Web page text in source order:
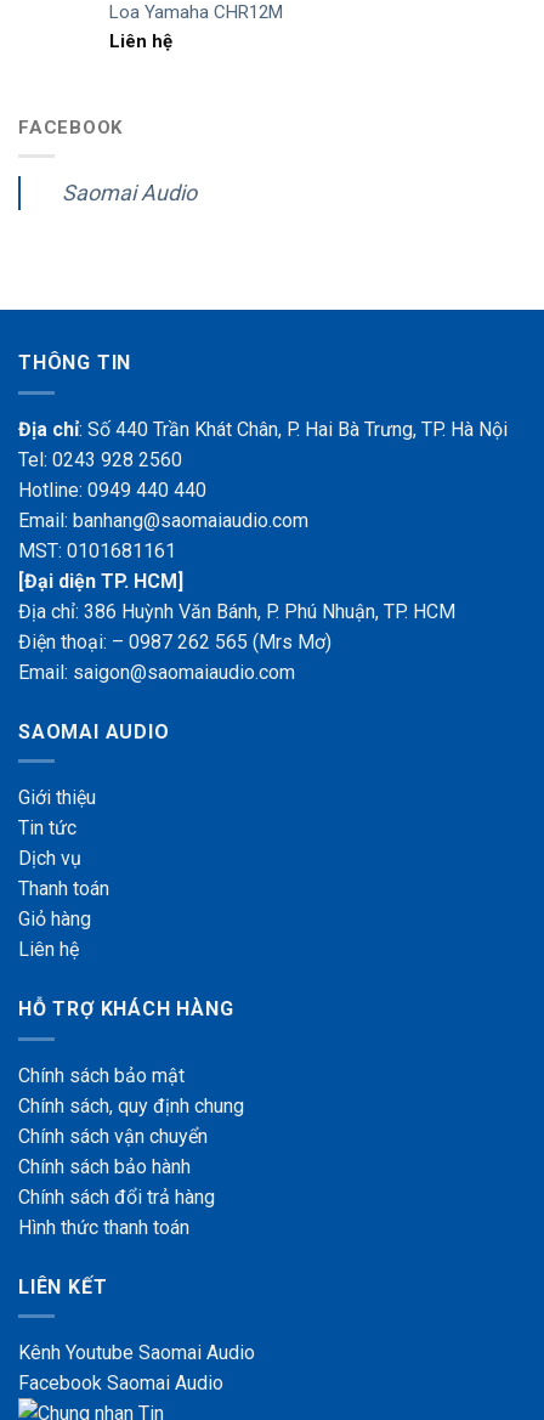
Loa Yamaha CHR12M
Liên hệ
FACEBOOK
Saomai Audio
THÔNG TIN
Địa chỉ: Số 440 Trần Khát Chân, P. Hai Bà Trưng, TP. Hà Nội
Tel: 0243 928 2560
Hotline: 0949 440 440
Email: banhang@saomaiaudio.com
MST: 0101681161
[Đại diện TP. HCM]
Địa chỉ: 386 Huỳnh Văn Bánh, P. Phú Nhuận, TP. HCM
Điện thoại: – 0987 262 565 (Mrs Mơ)
Email: saigon@saomaiaudio.com
SAOMAI AUDIO
Giới thiệu
Tin tức
Dịch vụ
Thanh toán
Giỏ hàng
Liên hệ
HỖ TRỢ KHÁCH HÀNG
Chính sách bảo mật
Chính sách, quy định chung
Chính sách vận chuyển
Chính sách bảo hành
Chính sách đổi trả hàng
Hình thức thanh toán
LIÊN KẾT
Kênh Youtube Saomai Audio
Facebook Saomai Audio